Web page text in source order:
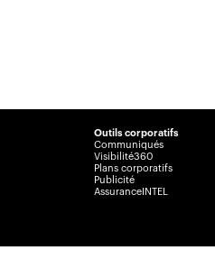
Outils corporatifs
Communiqués
Visibilité360
Plans corporatifs
Publicité
AssuranceINTEL